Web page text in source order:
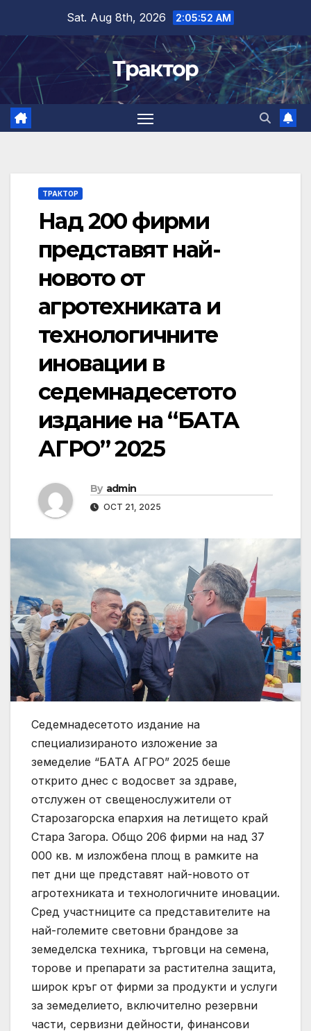
content
Sat. Aug 8th, 2026 2:05:53 AM
Трактор
ТРАКТОР
Над 200 фирми
представят най-
новото от
агротехниката и
технологичните
иновации в
седемнадесетото
издание на “БАТА
АГРО” 2025
By admin
OCT 21, 2025
Седемнадесетото издание на
специализираното изложение за
земеделие “БАТА АГРО” 2025 беше
открито днес с водосвет за здраве,
отслужен от свещенослужители от
Старозагорска епархия на летището край
Стара Загора. Общо 206 фирми на над 37
000 кв. м изложбена площ в рамките на
пет дни ще представят най-новото от
агротехниката и технологичните иновации.
Сред участниците са представителите на
най-големите световни брандове за
земеделска техника, търговци на семена,
торове и препарати за растителна защита,
широк кръг от фирми за продукти и услуги
за земеделието, включително резервни
части, сервизни дейности, финансови